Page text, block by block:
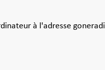
à l'adresse